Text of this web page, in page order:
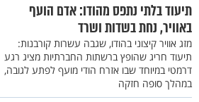
תיעוד בלתי נתפס מהודו: אדם הועף
באוויר, נחת בשדות ושרד
מזג אוויר קיצוני בהודו, שגבה עשרות קורבנות:
תיעוד חריג שהופץ ברשתות החברתיות מציג רגע
דרמטי במיוחד שבו אזרח הודי מועף לפתע לגובה,
במהלך סופה חזקה